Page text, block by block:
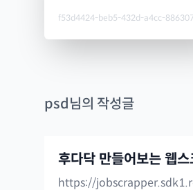
f53d4424-beb5-432d-a4cc-886307
psd 님의 작성글
후다닥 만들어보는 웹스
https://